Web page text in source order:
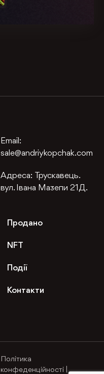
Email:
sale@andriykopchak.com
Адреса:
Трускавець.
вул. Івана Мазепи 21Д.
Продано
NFT
Події
Контакти
Політика
конфеденційності